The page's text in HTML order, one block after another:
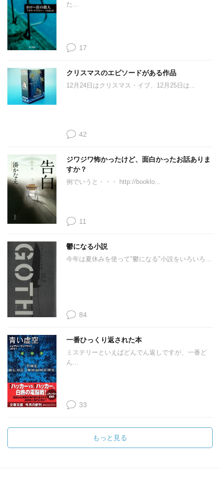
た...
17
クリスマスのエピソードがある作品
12月24日はクリスマス・イブ、12月25日は...
42
ジワジワ怖かったけど、面白かったお話ありま
すか？
例でいうと・・・ http://booklo...
11
鬱になる小説
今年は夏休みを使って"鬱になる"小説をいろいろ...
84
一番ひっくり返された本
ミステリーといえばどんでん返しですが、一番ど
ん...
33
もっと見る